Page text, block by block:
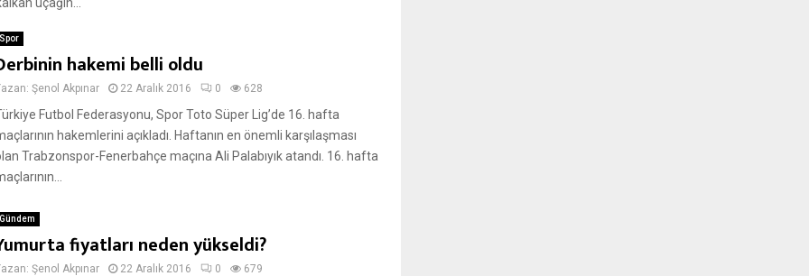
Spor
hakemi belli oldu
Şenol Akpınar 22 Aralık 2016 0 628
Futbol Federasyonu, Spor Toto Süper Lig’de 16. hafta
hakemlerini açıkladı. Haftanın en önemli karşılaşması
Trabzonspor-Fenerbahçe maçına Ali Palabıyık atandı. 16. hafta
Gündem
fiyatları neden yükseldi?
Şenol Akpınar 22 Aralık 2016 0 679